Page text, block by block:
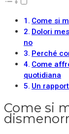
Come si
Dolori
no
Perché
Come
quotidiana
Un
Come si